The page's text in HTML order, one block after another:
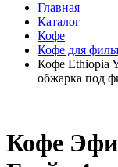
Главная
Каталог
Кофе
Кофе для
Кофе Ethiopia
обжарка под
Кофе